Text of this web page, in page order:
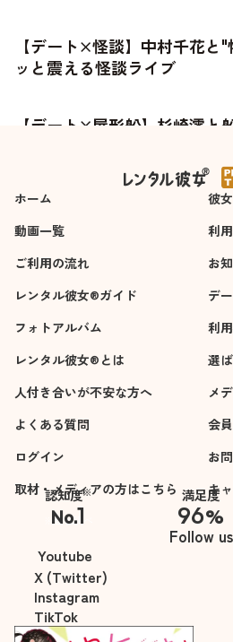
【デート×怪談】中村千花と
ッと震える怪談ライブ
【デート×屋形船】杉崎澪と
ホーム
彼
動画一覧
利
ご利用の流れ
お
レンタル彼女®ガイド
デ
フォトアルバム
利
レンタル彼女®とは
選
人付き合いが不安な方へ
メ
よくある質問
会
ログイン
お
取材・メディアの方はこちら
キ
認知度※
No.1
※自社調べ
満足度
96%
Follow us
Youtube
X (Twitter)
Instagram
TikTok